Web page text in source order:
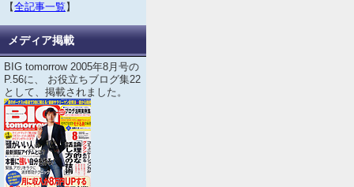
【全記事一覧 】
メディア掲載
BIG tomorrow 2005年8月号の
P.56に、 お役立ちブログ集22
として、掲載されました。